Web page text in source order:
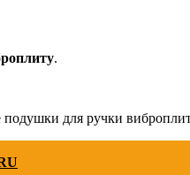
.
подушки для ручки